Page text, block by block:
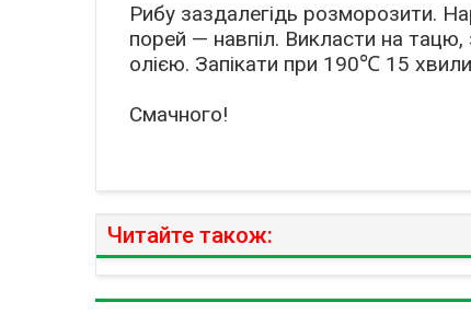
Рибу заздалегідь розморозити.
порей — навпіл. Викласти на
олією. Запікати при 190℃ 15
Смачного!
Читайте також: